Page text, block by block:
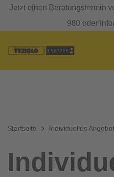
Jetzt einen Beratungstermin
980 oder
Startseite Individuelles